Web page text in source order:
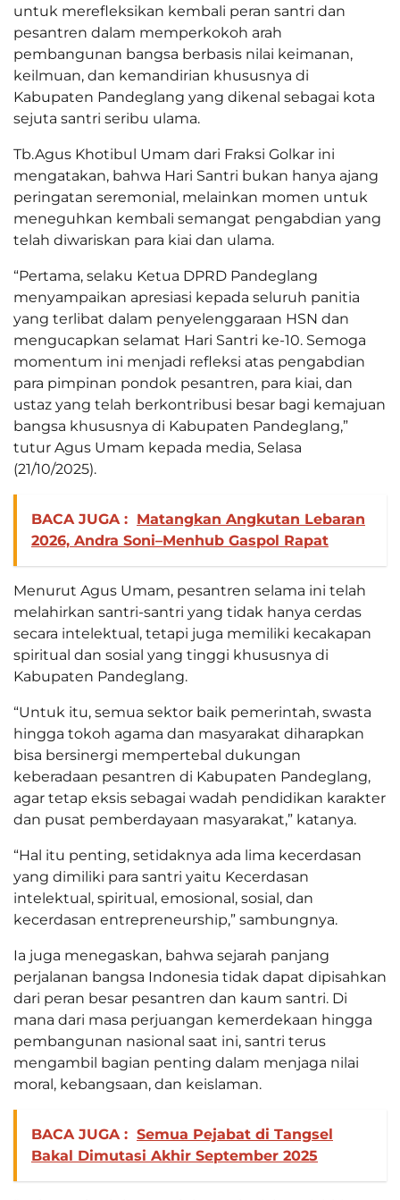
untuk merefleksikan kembali peran santri dan
pesantren dalam memperkokoh arah
pembangunan bangsa berbasis nilai keimanan,
keilmuan, dan kemandirian khususnya di
Kabupaten Pandeglang yang dikenal sebagai kota
sejuta santri seribu ulama.
Tb.Agus Khotibul Umam dari Fraksi Golkar ini
mengatakan, bahwa Hari Santri bukan hanya ajang
peringatan seremonial, melainkan momen untuk
meneguhkan kembali semangat pengabdian yang
telah diwariskan para kiai dan ulama.
“Pertama, selaku Ketua DPRD Pandeglang
menyampaikan apresiasi kepada seluruh panitia
yang terlibat dalam penyelenggaraan HSN dan
mengucapkan selamat Hari Santri ke-10. Semoga
momentum ini menjadi refleksi atas pengabdian
para pimpinan pondok pesantren, para kiai, dan
ustaz yang telah berkontribusi besar bagi kemajuan
bangsa khususnya di Kabupaten Pandeglang,”
tutur Agus Umam kepada media, Selasa
(21/10/2025).
BACA JUGA : Matangkan Angkutan Lebaran
2026, Andra Soni–Menhub Gaspol Rapat
Menurut Agus Umam, pesantren selama ini telah
melahirkan santri-santri yang tidak hanya cerdas
secara intelektual, tetapi juga memiliki kecakapan
spiritual dan sosial yang tinggi khususnya di
Kabupaten Pandeglang.
“Untuk itu, semua sektor baik pemerintah, swasta
hingga tokoh agama dan masyarakat diharapkan
bisa bersinergi mempertebal dukungan
keberadaan pesantren di Kabupaten Pandeglang,
agar tetap eksis sebagai wadah pendidikan karakter
dan pusat pemberdayaan masyarakat,” katanya.
“Hal itu penting, setidaknya ada lima kecerdasan
yang dimiliki para santri yaitu Kecerdasan
intelektual, spiritual, emosional, sosial, dan
kecerdasan entrepreneurship,” sambungnya.
Ia juga menegaskan, bahwa sejarah panjang
perjalanan bangsa Indonesia tidak dapat dipisahkan
dari peran besar pesantren dan kaum santri. Di
mana dari masa perjuangan kemerdekaan hingga
pembangunan nasional saat ini, santri terus
mengambil bagian penting dalam menjaga nilai
moral, kebangsaan, dan keislaman.
BACA JUGA : Semua Pejabat di Tangsel
Bakal Dimutasi Akhir September 2025